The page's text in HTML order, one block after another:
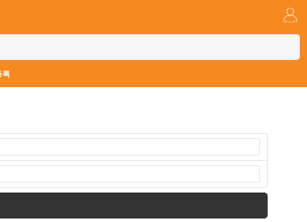
록